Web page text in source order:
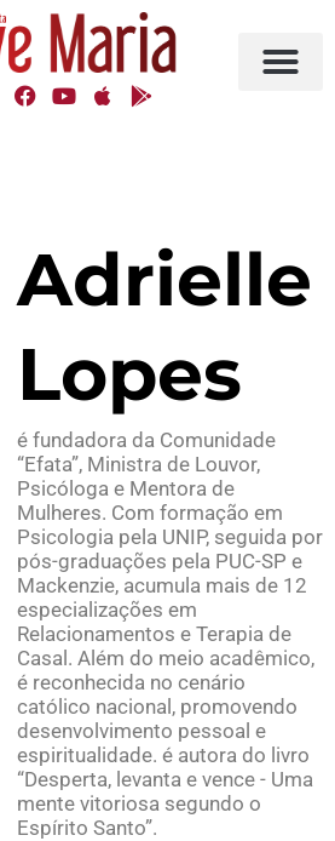
Adrielle
Lopes
é fundadora da Comunidade
“Efata”, Ministra de Louvor,
Psicóloga e Mentora de
Mulheres. Com formação em
Psicologia pela UNIP, seguida por
pós-graduações pela PUC-SP e
Mackenzie, acumula mais de 12
especializações em
Relacionamentos e Terapia de
Casal. Além do meio acadêmico,
é reconhecida no cenário
católico nacional, promovendo
desenvolvimento pessoal e
espiritualidade. é autora do livro
“Desperta, levanta e vence - Uma
mente vitoriosa segundo o
Espírito Santo”.